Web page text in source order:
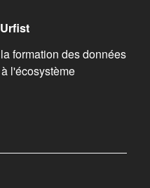
de
formation des données
l'écosystème
dans un nouvel onglet)
dans un nouvel onglet)